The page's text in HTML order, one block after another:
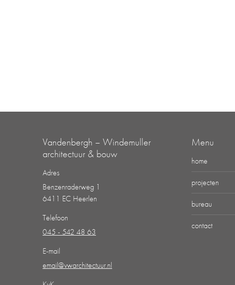
Vandenbergh – Windemuller
architectuur & bouw
Adres
Benzenraderweg 1
6411 EC Heerlen
Telefoon
045 - 542 48 63
E-mail
email@vwarchitectuur.nl
Menu
home
projecten
bureau
contact